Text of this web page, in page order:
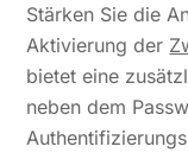
Stärken Sie die
Aktivierung der
bietet eine
neben dem